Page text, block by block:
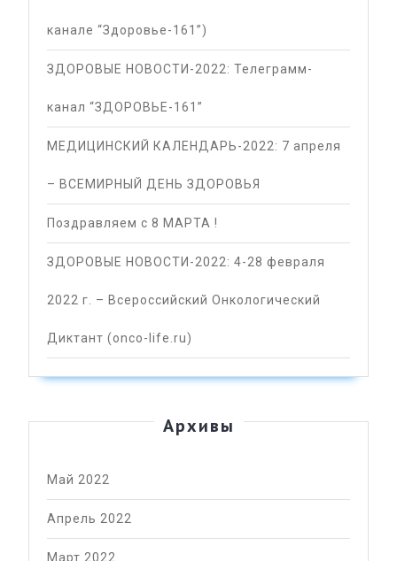
канале “Здоровье-161”)
ЗДОРОВЫЕ НОВОСТИ-2022: Телеграмм-
канал “ЗДОРОВЬЕ-161”
МЕДИЦИНСКИЙ КАЛЕНДАРЬ-2022: 7 апреля
– ВСЕМИРНЫЙ ДЕНЬ ЗДОРОВЬЯ
Поздравляем с 8 МАРТА !
ЗДОРОВЫЕ НОВОСТИ-2022: 4-28 февраля
2022 г. – Всероссийский Онкологический
Диктант (onco-life.ru)
Архивы
Май 2022
Апрель 2022
Март 2022